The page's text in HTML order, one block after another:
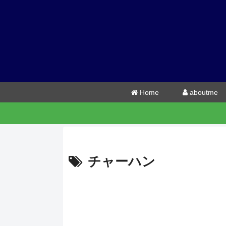
Home aboutme
チャーハン